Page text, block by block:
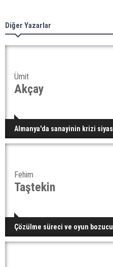
Diğer Yazarlar
Ümit
Akçay
Almanya'da sanayinin krizi
Fehim
Taştekin
Çözülme süreci ve oyun